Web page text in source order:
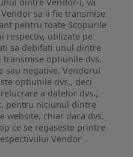
sa ii fie transmise
pentru toate Scopurile
respectiv, utilizate pe
sa debifati unul dintre
optiunile dvs.
sau negative. Vendorul
optiunile dvs., deci
a datelor dvs.,
pentru niciunul dintre
website, chiar daca dvs.
ce se regaseste printre
Vendor